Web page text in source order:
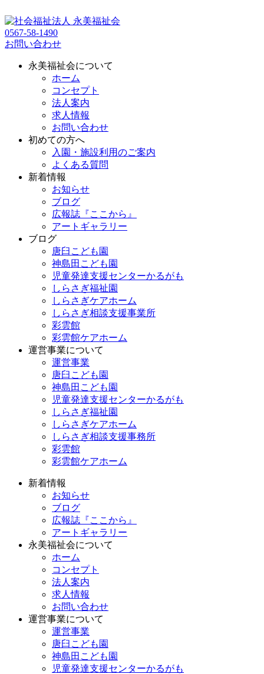
0567-58-1490
お問い合わせ
永美福祉会について
ホーム
コンセプト
法人案内
求人情報
お問い合わせ
初めての方へ
入園・施設利用のご案内
よくある質問
新着情報
お知らせ
ブログ
広報誌『ここから』
アートギャラリー
ブログ
唐臼こども園
神島田こども園
児童発達支援センターかるがも
しらさぎ福祉園
しらさぎケアホーム
しらさぎ相談支援事業所
彩雲館
彩雲館ケアホーム
運営事業について
運営事業
唐臼こども園
神島田こども園
児童発達支援センターかるがも
しらさぎ福祉園
しらさぎケアホーム
しらさぎ相談支援事務所
彩雲館
彩雲館ケアホーム
新着情報
お知らせ
ブログ
広報誌『ここから』
アートギャラリー
永美福祉会について
ホーム
コンセプト
法人案内
求人情報
お問い合わせ
運営事業について
運営事業
唐臼こども園
神島田こども園
児童発達支援センターかるがも